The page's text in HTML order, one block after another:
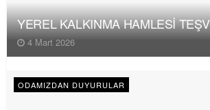
YEREL KALKINMA HAMLESİ
4 Mart 2026
ODAMIZDAN DUYURULAR